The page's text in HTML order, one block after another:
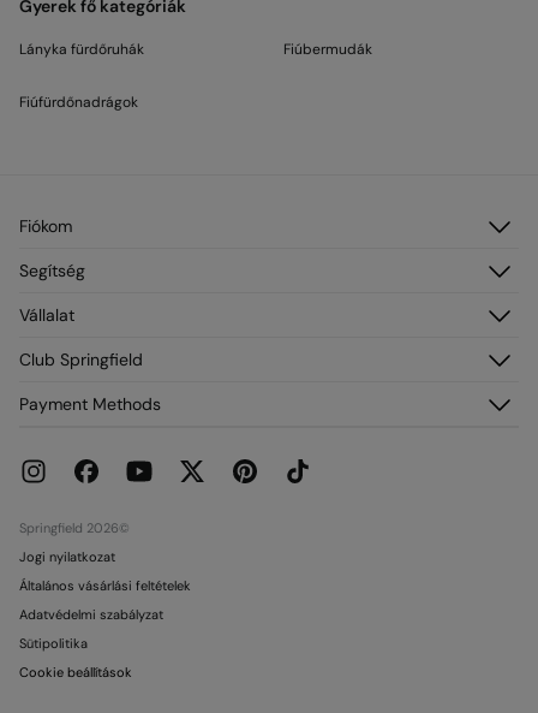
Gyerek fő kategóriák
Lányka fürdőruhák
Fiúfürdőnadrágok
Fiúbermudák
Fiókom
Regisztráció
Címeim
Segítség
Szállítás
Aktuális promóciók
Ajándékkártya
Vállalat
Franchise
Sajtó
Üzletek
Club Springfield
Csatlakozz most
Payment Methods
Springfield 2026©
Jogi nyilatkozat
Általános vásárlási feltételek
Adatvédelmi szabályzat
Sütipolitika
Cookie beállítások